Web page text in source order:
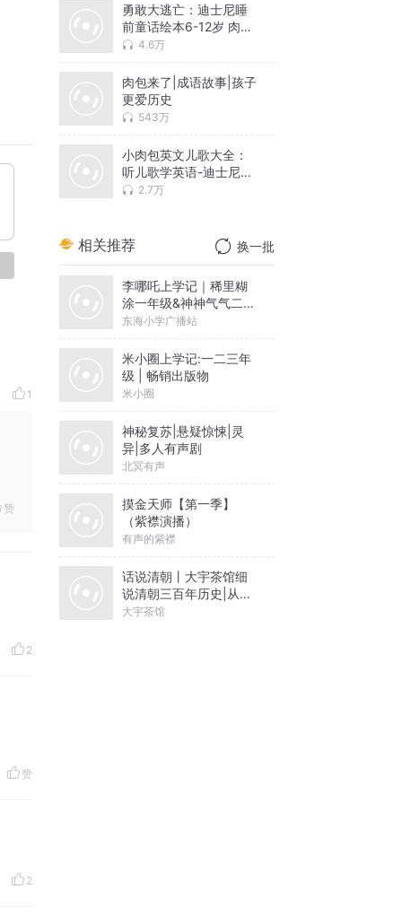
1
赞
2
赞
2
勇敢大逃亡：迪士尼睡
前童话绘本6-12岁 肉包
来了4.6万
肉包来了|成语故事|孩子
更爱历史
543万
小肉包英文儿歌大全：
听儿歌学英语-迪士尼经
典儿歌
2.7万
相关推荐 换一批
李哪吒上学记｜稀里糊
涂一年级&神神气气二年
级
东海小学广播站
米小圈上学记:一二三年
级 | 畅销出版物
米小圈
神秘复苏|悬疑惊悚|灵
异|多人有声剧
北冥有声
摸金天师【第一季】
（紫襟演播）
有声的紫襟
话说清朝丨大宇茶馆细
说清朝三百年历史|从努
尔哈赤到末代皇帝溥仪|
大宇茶馆